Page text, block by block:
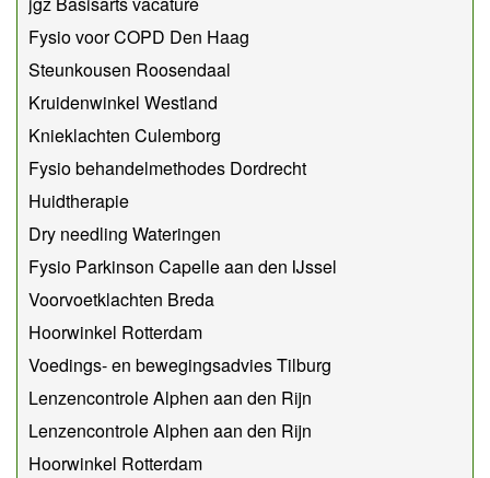
Fysio voor COPD Den Haag
Steunkousen Roosendaal
Kruidenwinkel Westland
Knieklachten Culemborg
Fysio behandelmethodes Dordrecht
Huidtherapie
Dry needling Wateringen
Fysio Parkinson Capelle aan den IJssel
Voorvoetklachten Breda
Hoorwinkel Rotterdam
Voedings- en bewegingsadvies Tilburg
Lenzencontrole Alphen aan den Rijn
Lenzencontrole Alphen aan den Rijn
Hoorwinkel Rotterdam